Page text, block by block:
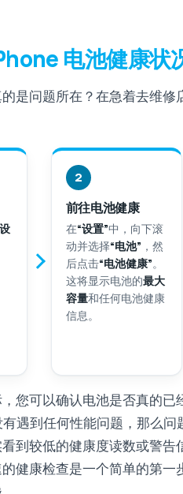
电池健康状
是问题所在？在急着去维
2
前往电池健康
在“设置”中，向下滚
动并选择“电池” ，然
后点击“电池健康”。
这将显示电池的最大
容量和任何电池健康
信息。
您可以确认电池是否真的
遇到任何性能问题，那么
到较低的健康度读数或警告
健康检查是一个简单的第